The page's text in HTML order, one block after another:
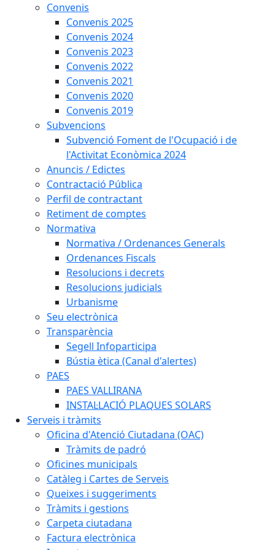
Convenis
Convenis 2025
Convenis 2024
Convenis 2023
Convenis 2022
Convenis 2021
Convenis 2020
Convenis 2019
Subvencions
Subvenció Foment de l'Ocupació i de
l'Activitat Econòmica 2024
Anuncis / Edictes
Contractació Pública
Perfil de contractant
Retiment de comptes
Normativa
Normativa / Ordenances Generals
Ordenances Fiscals
Resolucions i decrets
Resolucions judicials
Urbanisme
Seu electrònica
Transparència
Segell Infoparticipa
Bústia ètica (Canal d'alertes)
PAES
PAES VALLIRANA
INSTAL·LACIÓ PLAQUES SOLARS
Serveis i tràmits
Oficina d'Atenció Ciutadana (OAC)
Tràmits de padró
Oficines municipals
Catàleg i Cartes de Serveis
Queixes i suggeriments
Tràmits i gestions
Carpeta ciutadana
Factura electrònica